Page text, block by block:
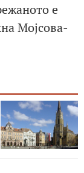
е
Мојсова-